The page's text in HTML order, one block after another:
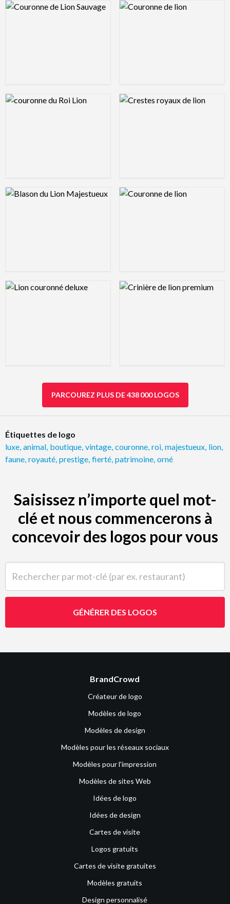
Logo Preview Image Logo Preview Image
Logo Preview Image Logo Preview Image
Logo Preview Image Logo Preview Image
Logo Preview Image Logo Preview Image
PARCOUREZ PLUS DE 438 000 LOGOS
Étiquettes de logo
luxe animal boutique vintage couronne roi majestueux lion
faune royauté prestige fierté patrimoine orné
Saisissez n’importe quel mot-
clé et nous commencerons à
concevoir des logos pour vous
GÉNÉRER DES LOGOS
BrandCrowd
Créateur de logo
Modèles de logo
Modèles de design
Modèles pour les réseaux sociaux
Modèles pour l'impression
Modèles de sites Web
Idées de logo
Idées de design
Cartes de visite
Logos gratuits
Cartes de visite gratuites
Modèles gratuits
Design personnalisé